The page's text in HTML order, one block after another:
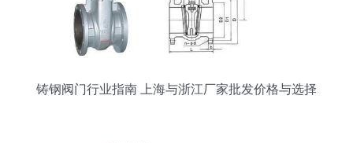
铸钢阀门行业指南 上海与浙江厂家批发价格与选择